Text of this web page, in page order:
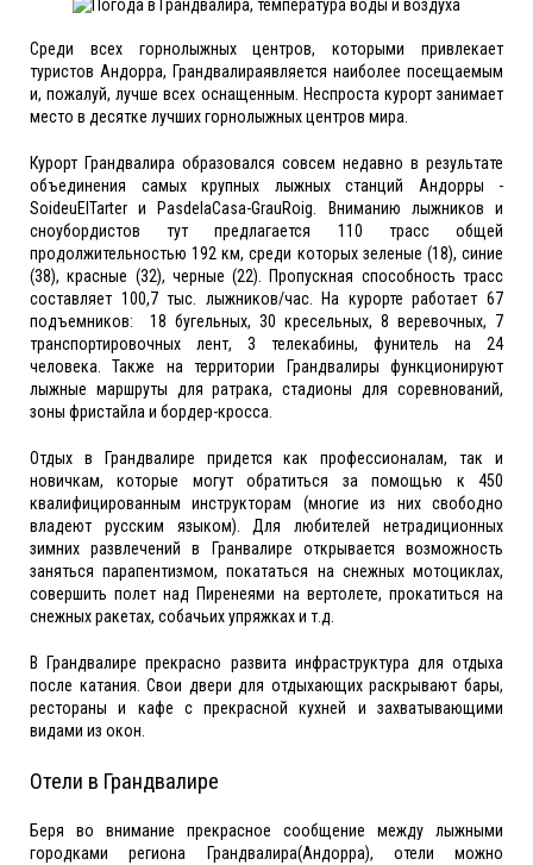
Среди всех горнолыжных центров, которыми привлекает
туристов Андорра, Грандвалираявляется наиболее посещаемым
и, пожалуй, лучше всех оснащенным. Неспроста курорт занимает
место в десятке лучших горнолыжных центров мира.
Курорт Грандвалира образовался совсем недавно в результате
объединения самых крупных лыжных станций Андорры -
SoideuElTarter и PasdelaCasa-GrauRoig. Вниманию лыжников и
сноубордистов тут предлагается 110 трасс общей
продолжительностью 192 км, среди которых зеленые (18), синие
(38), красные (32), черные (22). Пропускная способность трасс
составляет 100,7 тыс. лыжников/час. На курорте работает 67
подъемников: 18 бугельных, 30 кресельных, 8 веревочных, 7
транспортировочных лент, 3 телекабины, фунитель на 24
человека. Также на территории Грандвалиры функционируют
лыжные маршруты для ратрака, стадионы для соревнований,
зоны фристайла и бордер-кросса.
Отдых в Грандвалире придется как профессионалам, так и
новичкам, которые могут обратиться за помощью к 450
квалифицированным инструкторам (многие из них свободно
владеют русским языком). Для любителей нетрадиционных
зимних развлечений в Гранвалире открывается возможность
заняться парапентизмом, покататься на снежных мотоциклах,
совершить полет над Пиренеями на вертолете, прокатиться на
снежных ракетах, собачьих упряжках и т.д.
В Грандвалире прекрасно развита инфраструктура для отдыха
после катания. Свои двери для отдыхающих раскрывают бары,
рестораны и кафе с прекрасной кухней и захватывающими
видами из окон.
Отели в Грандвалире
Беря во внимание прекрасное сообщение между лыжными
городками региона Грандвалира(Андорра), отели можно